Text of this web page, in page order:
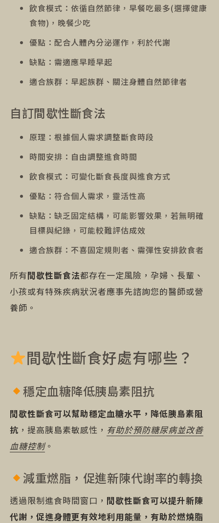
飲食模式：依循自然節律，早餐吃最多(選擇健康
食物)，晚餐少吃
優點：配合人體內分泌運作，利於代謝
缺點：需適應早睡早起
適合族群：早起族群、關注身體自然節律者
自訂間歇性斷食法
原理：根據個人需求調整斷食時段
時間安排：自由調整進食時間
飲食模式：可變化斷食長度與進食方式
優點：符合個人需求，靈活性高
缺點：缺乏固定結構，可能影響效果，若無明確
目標與紀錄，可能較難評估成效
適合族群：不喜固定規則者、需彈性安排飲食者
所有間歇性斷食法都存在一定風險，孕婦、長輩、
小孩或有特殊疾病狀況者應事先諮詢您的醫師或營
養師。
間歇性斷食好處有哪些？
穩定血糖降低胰島素阻抗
間歇性斷食可以幫助穩定血糖水平，降低胰島素阻
抗 ，提高胰島素敏感性， 有助於預防糖尿病並改善
血糖控制。
減重燃脂，促進新陳代謝率的轉換
透過限制進食時間窗口， 間歇性斷食可以提升新陳
代謝，促進身體更有效地利用能量，有助於燃燒脂